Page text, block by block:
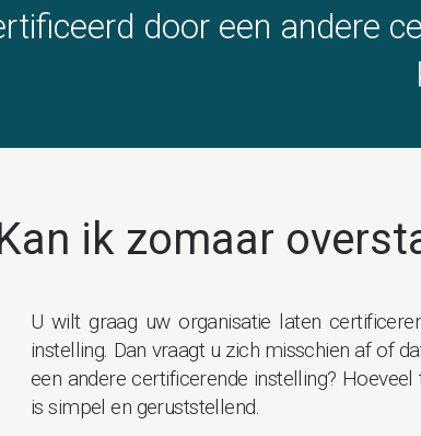
door een andere
ik zomaar
U wilt graag uw organisatie laten
instelling. Dan vraagt u zich misschien af of
een andere certificerende instelling?
is simpel en geruststellend.